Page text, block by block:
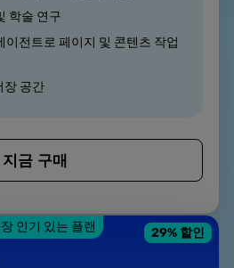
학술 연구
이전트로 페이지 및 콘텐츠 작업
장 공간
지금 구매
인기 있는 플랜 29% 할인